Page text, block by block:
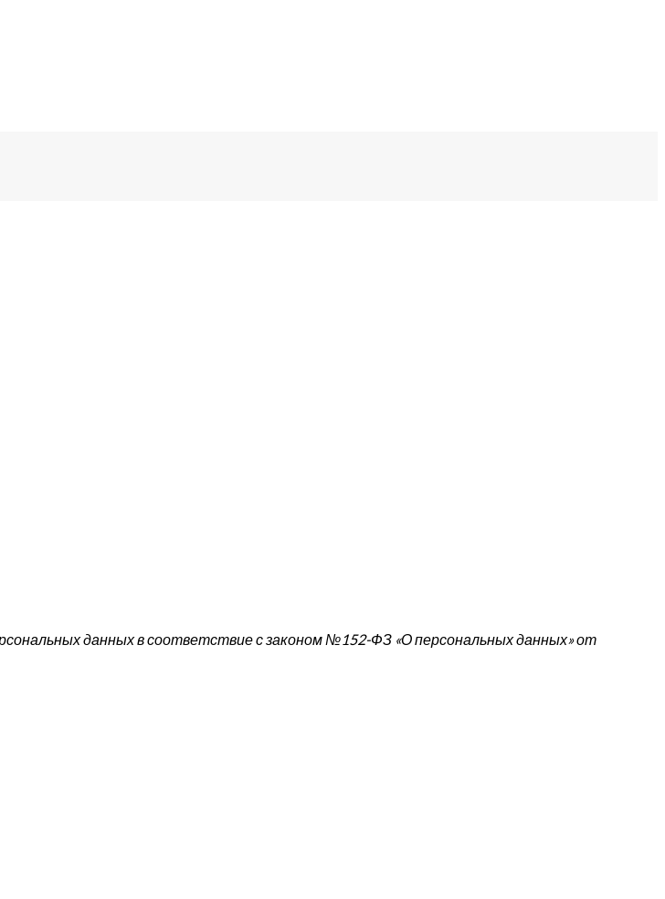
данных в соответствие с законом №152-ФЗ «О персональных данных» от